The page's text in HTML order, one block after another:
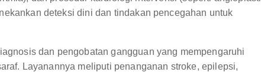
deteksi dini dan tindakan pencegahan untuk
dan pengobatan gangguan yang mempengaruhi
Layanannya meliputi penanganan stroke, epilepsi,